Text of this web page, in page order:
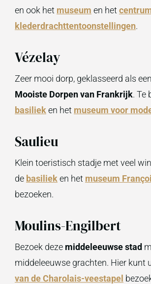
en ook het museum en het
klederdrachttentoonstellingen.
Vézelay
Zeer mooi dorp, geklasseerd als
Mooiste Dorpen van Frankrijk. Te
basilieken het museum voor
Saulieu
Klein toeristisch stadje met veel
de basilieken het museum
bezoeken.
Moulins-Engilbert
Bezoek deze middeleeuwse stad
middeleeuwse grachten. Hier kunt
van de Charolais-veestapel